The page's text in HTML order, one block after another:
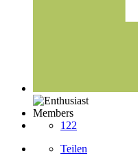
Members
122
Teilen